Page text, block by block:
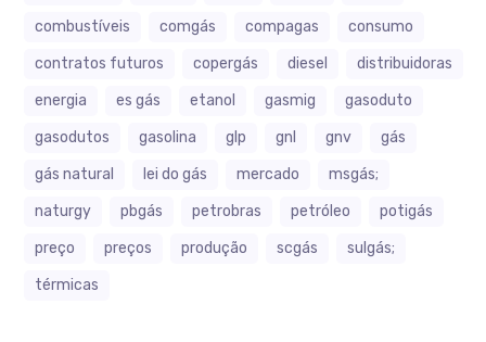
combustíveis
comgás compagas
consumo
contratos futuros
copergás diesel
distribuidoras
energia
es gás etanol gasmig
gasoduto
gasodutos
gasolina glp gnl gnv
gás
gás natural
lei do gás mercado
msgás;
naturgy
pbgás petrobras petróleo
potigás
preço
preços produção scgás
sulgás;
térmicas